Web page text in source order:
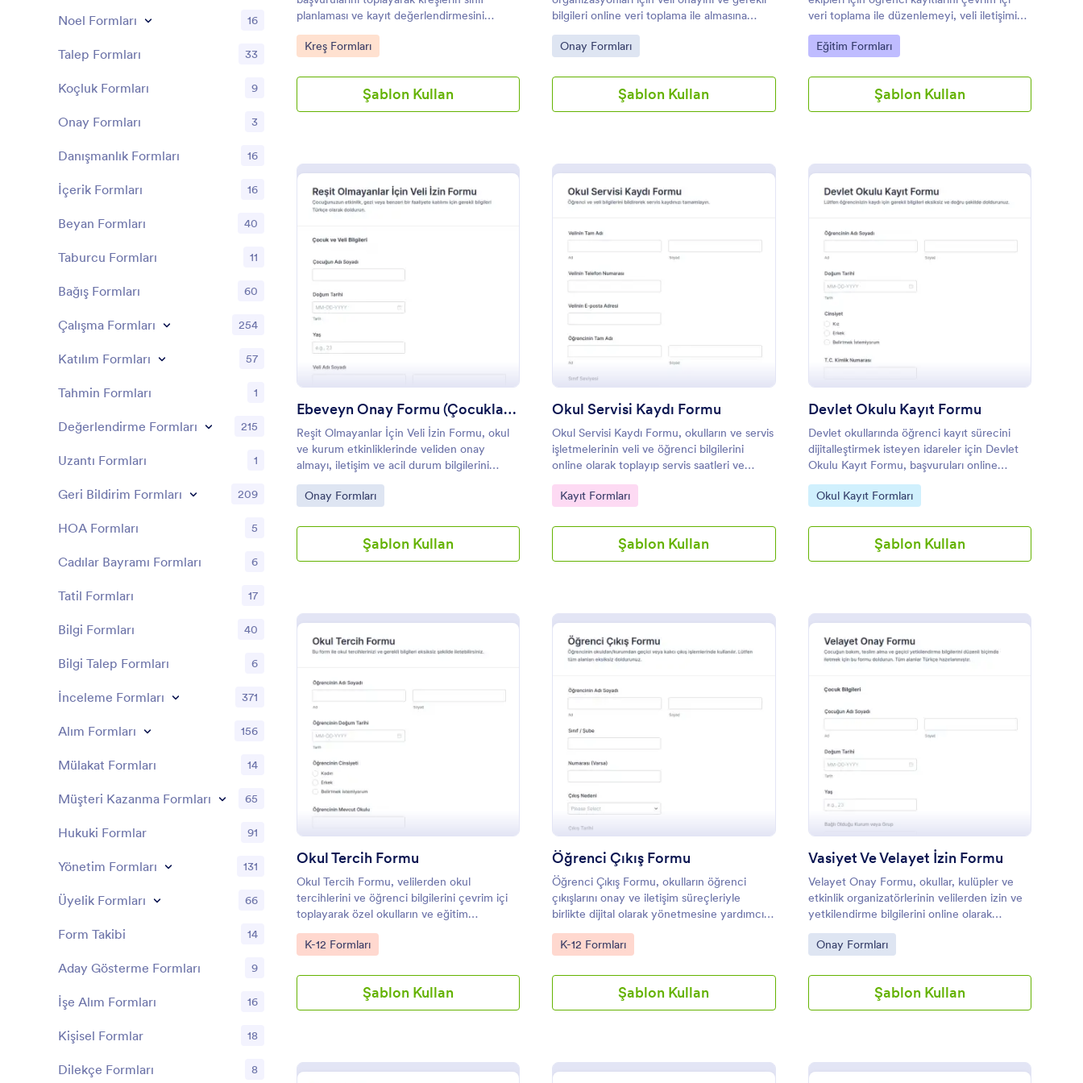
fazla uygulamayla entegre edebilirsiniz.
Özel bir online Okul Kayıt Formu ile
öğrenciler için kayıt sürecini kolaylaştırın.
planlaması ve kayıt değerlendirmesini
hızlandırmasına yardımcı olur.
Go to Category:
Kreş Formları
Şablon Kullan
bilgileri online veri toplama ile almasına
yardımcı olur, Jotform ile paylaşabilir,
özelleştirebilir ve form yanıtı takibini
Go to Category:
Onay Formları
Şablon Kullan
veri toplama ile düzenlemeyi, veli iletişimini
yönetmeyi ve form gönderimlerini tek
yerde takip etmeyi kolaylaştırır.
Go to Category:
Eğitim Formları
Şablon Kullan
Ebeveyn Onay Formu (Çocuklar İçin)
Reşit Olmayanlar İçin Veli İzin Formu, okul
ve kurum etkinliklerinde veliden onay
almayı, iletişim ve acil durum bilgilerini
düzenli veri toplama ile tek yerde toplamayı
sağlar.
Go to Category:
Onay Formları
Şablon Kullan
: Okul Servisi Kaydı Formu
Okul Servisi Kaydı Formu
Okul Servisi Kaydı Formu, okulların ve servis
işletmelerinin veli ve öğrenci bilgilerini
online olarak toplayıp servis saatleri ve
ihtiyaçlara göre kayıt sürecini
düzenlemesine yardımcı olur.
Go to Category:
Kayıt Formları
Şablon Kullan
Önizleme
Devlet Okulu Kayıt Formu
Devlet okullarında öğrenci kayıt sürecini
dijitalleştirmek isteyen idareler için Devlet
Okulu Kayıt Formu, başvuruları online
toplayıp düzenli takip etmeyi kolaylaştıran
pratik bir form şablonu sunar.
Go to Category:
Okul Kayıt Formları
Şablon Kullan
Önizleme
Okul Tercih Formu
Okul Tercih Formu, velilerden okul
tercihlerini ve öğrenci bilgilerini çevrim içi
toplayarak özel okulların ve eğitim
kurumlarının başvuru sürecini daha düzenli
yönetmesine yardımcı olur.
Go to Category:
K-12 Formları
Şablon Kullan
Önizleme : Öğrenci Çıkış Formu
Öğrenci Çıkış Formu
Öğrenci Çıkış Formu, okulların öğrenci
çıkışlarını onay ve iletişim süreçleriyle
birlikte dijital olarak yönetmesine yardımcı
olan Jotform form şablonudur.
Go to Category:
K-12 Formları
Şablon Kullan
Önizleme
Vasiyet Ve Velayet İzin Formu
Velayet Onay Formu, okullar, kulüpler ve
etkinlik organizatörlerinin velilerden izin ve
yetkilendirme bilgilerini online olarak
toplayıp yönetmesine yardımcı olan bir
form şablonudur.
Go to Category:
Onay Formları
Şablon Kullan
Noel Formları 16
Talep Formları 33
Koçluk Formları 9
Onay Formları 3
Danışmanlık Formları 16
İçerik Formları 16
Beyan Formları 40
Taburcu Formları 11
Bağış Formları 60
Çalışma Formları 254
Katılım Formları 57
Tahmin Formları 1
Değerlendirme Formları 215
Uzantı Formları 1
Geri Bildirim Formları 209
HOA Formları 5
Cadılar Bayramı Formları 6
Tatil Formları 17
Bilgi Formları 40
Bilgi Talep Formları 6
İnceleme Formları 371
Alım Formları 156
Mülakat Formları 14
Müşteri Kazanma Formları 65
Hukuki Formlar 91
Yönetim Formları 131
Üyelik Formları 66
Form Takibi 14
Aday Gösterme Formları 9
İşe Alım Formları 16
Kişisel Formlar 18
Dilekçe Formları 8